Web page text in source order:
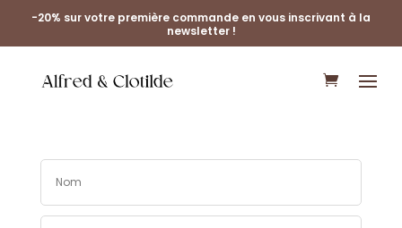
-20% sur votre première commande en vous inscrivant à la
newsletter !